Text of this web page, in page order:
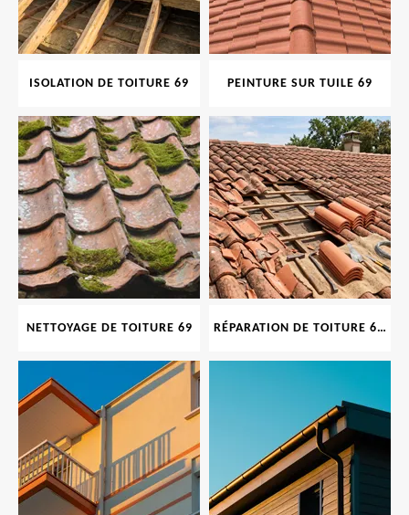
ISOLATION DE TOITURE 69 PEINTURE SUR TUILE 69
NETTOYAGE DE TOITURE 69 RÉPARATION DE TOITURE 69 RHONE, TUILES CASSÉES OU ABIMÉES